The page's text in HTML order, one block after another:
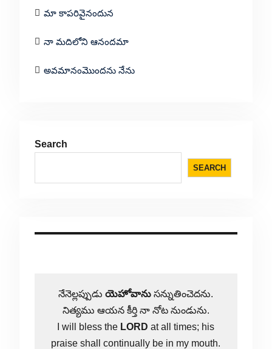
మా కాపరివైనందున
నా మదిలోని ఆనందమా
అవమానంమొందను నేను
Search
SEARCH
నేనెల్లప్పుడుయెహోవాను సన్నుతించెదను.
నిత్యము ఆయన కీర్తి నా నోట నుండును.
I will bless the LORD at all times; his
praise shall continually be in my mouth.